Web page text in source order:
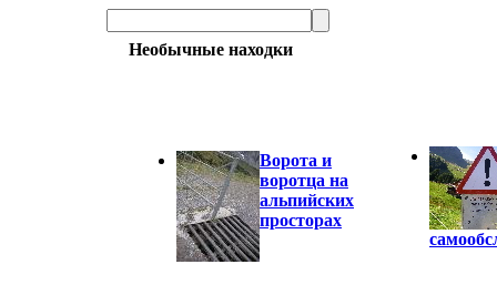
Необычные находки
Ворота и
воротца на
альпийских
просторах